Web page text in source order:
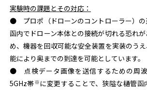
実験時の課題とその対応：
● プロポ（ドローンのコントローラー）の
函内でドローン本体との接続が切れる恐れ
め、機器を回収可能な安全装置を実装のう
能により奥までの到達を可能としています。
● 点検データ画像を送信するための周波
5GHz帯※に変更することで、狭隘な樋管